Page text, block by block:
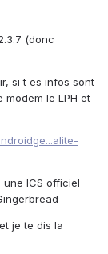
(donc
si t es infos sont
le LPH et
ICS officiel
je te dis la